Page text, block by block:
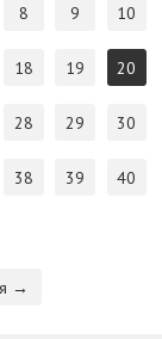
8 9 10
18 19 20
28 29 30
38 39 40
→